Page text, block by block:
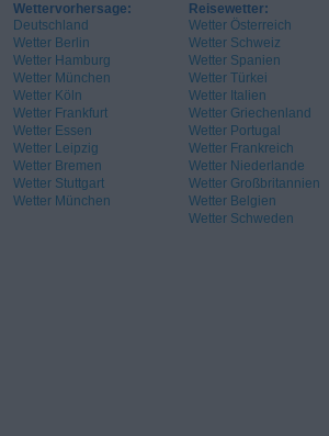
Wettervorhersage:
Deutschland
Wetter Berlin
Wetter Hamburg
Wetter München
Wetter Köln
Wetter Frankfurt
Wetter Essen
Wetter Leipzig
Wetter Bremen
Wetter Stuttgart
Wetter München
Reisewetter:
Wetter Österreich
Wetter Schweiz
Wetter Spanien
Wetter Türkei
Wetter Italien
Wetter Griechenland
Wetter Portugal
Wetter Frankreich
Wetter Niederlande
Wetter Großbritannien
Wetter Belgien
Wetter Schweden